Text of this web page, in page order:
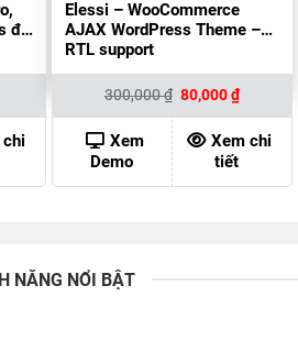
đi
₫.
Elessi – WooCommerce
AJAX WordPress Theme –
RTL support
300,000₫ Giá
gốc
là:
300,000 ₫.
80,000₫Giá
hiện
tại
là:
80,000
Xem
Demo
Xem chi
tiết
NĂNG NỔI BẬT